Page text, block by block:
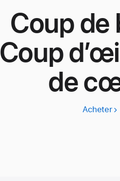
Coup de
Coup
de
Acheter